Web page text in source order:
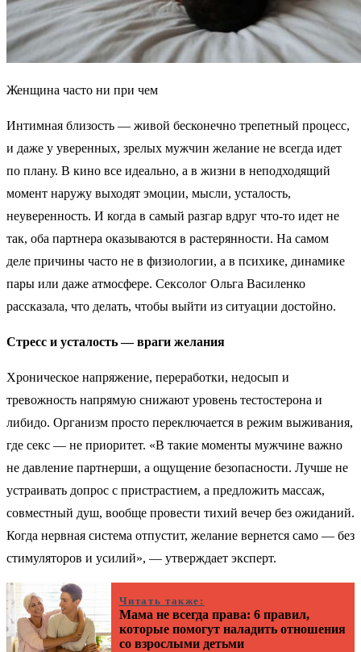
Женщина часто ни при чем
Интимная близость — живой бесконечно трепетный процесс,
и даже у уверенных, зрелых мужчин желание не всегда идет
по плану. В кино все идеально, а в жизни в неподходящий
момент наружу выходят эмоции, мысли, усталость,
неуверенность. И когда в самый разгар вдруг что-то идет не
так, оба партнера оказываются в растерянности. На самом
деле причины часто не в физиологии, а в психике, динамике
пары или даже атмосфере. Сексолог Ольга Василенко
рассказала, что делать, чтобы выйти из ситуации достойно.
Стресс и усталость — враги желания
Хроническое напряжение, переработки, недосып и
тревожность напрямую снижают уровень тестостерона и
либидо. Организм просто переключается в режим выживания,
где секс — не приоритет. «В такие моменты мужчине важно
не давление партнерши, а ощущение безопасности. Лучше не
устраивать допрос с пристрастием, а предложить массаж,
совместный душ, вообще провести тихий вечер без ожиданий.
Когда нервная система отпустит, желание вернется само — без
стимуляторов и усилий», — утверждает эксперт.
Читать также:
Мама не всегда права: 6 правил,
которые помогут наладить отношения
со взрослыми детьми